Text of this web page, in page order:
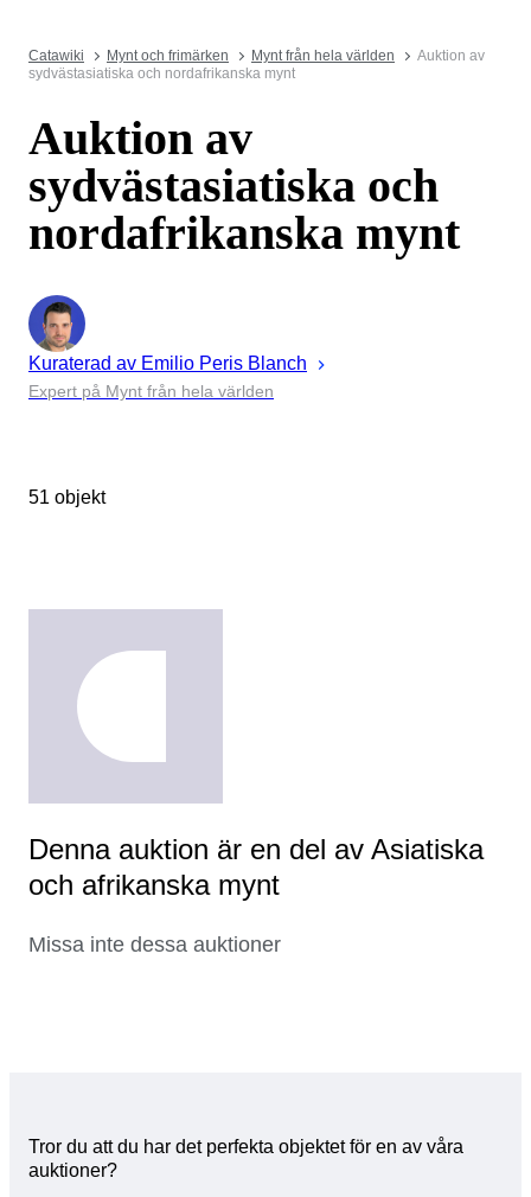
Catawiki Mynt och frimärken Mynt från hela världen
Auktion av
sydvästasiatiska och nordafrikanska mynt
Auktion av
sydvästasiatiska och
nordafrikanska mynt
Kuraterad av Emilio Peris Blanch
Expert på Mynt från hela världen
51 objekt
Denna auktion är en del av Asiatiska
och afrikanska mynt
Missa inte dessa auktioner
Tror du att du har det perfekta objektet för en av våra
auktioner?